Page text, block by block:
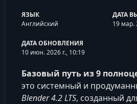
ЯЗЫК
Английский
ДАТА
19 мар.
ДАТА ОБНОВЛЕНИЯ
10 июн. 2026 г., 10:19
Базовый путь из 9
это системный и
Blender 4.2 LTS, созданный